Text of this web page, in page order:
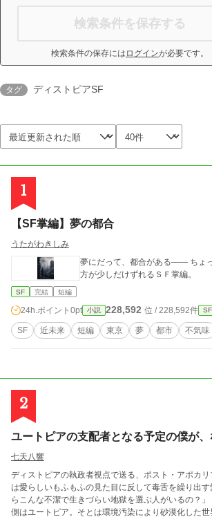
検索条件を保存する
検索条件の保存には ログインが必要です。
タグ ディストピアSF
1
【SF掌編】夢の都合
うたがわきしみ
夢にだって、都合がある―― ちょ
方が少しだけずれるＳＦ掌編。
SF 完結 短編
24h.ポイント 0pt 小説 228,592 位 / 228,592件 SF
SF 近未来 短編 東京 夢 都市 不気味
2
ユートピアの支配者となる予定の僕が
七天八響
ディストピアの執政者視点で送る、ポスト・アポカ
は愛らしいもふもふの見た目に反して毒舌を繰り出す愛玩ロボット。 「ねえ、タウノシン。なんで安
らこんな不潔で生きづらい地獄を選ぶ人がいるの？」 「うるせ
側はユートピア。そとは環境汚染により砂漠化した